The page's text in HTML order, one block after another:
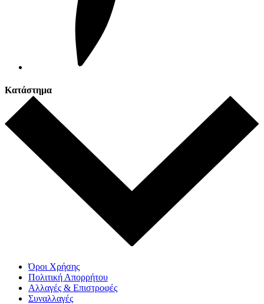
Κατάστημα
Όροι Χρήσης
Πολιτική Απορρήτου
Αλλαγές & Επιστροφές
Συναλλαγές